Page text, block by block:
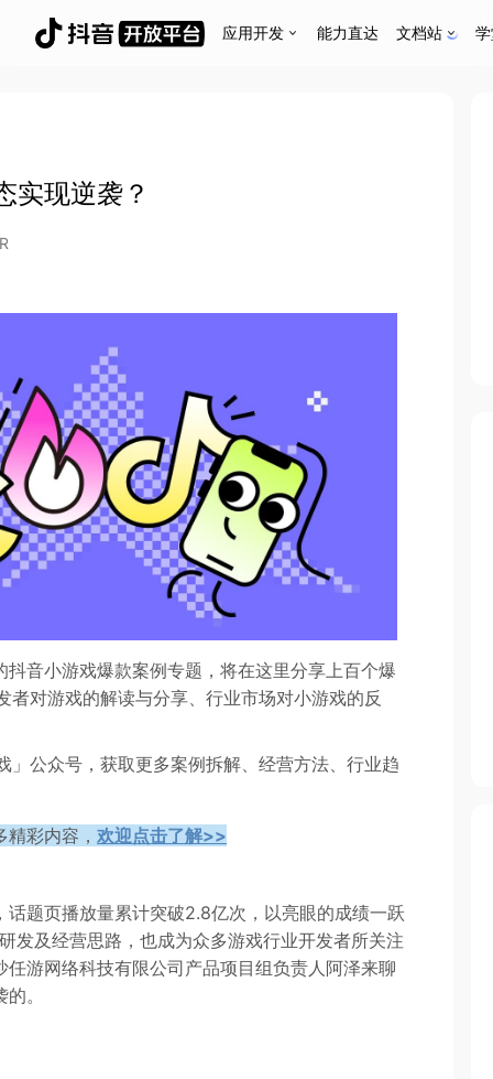
应用开发 能力直达 文档站
实现逆袭？
音小游戏爆款案例专题，将在这里分享上百个爆
对游戏的解读与分享、行业市场对小游戏的反
公众号，获取更多案例拆解、经营方法、行业趋
彩内容， 欢迎点击了解>>
题页播放量累计突破2.8亿次，以亮眼的成绩一跃
发及经营思路，也成为众多游戏行业开发者所关注
游网络科技有限公司产品项目组负责人阿泽来聊
。